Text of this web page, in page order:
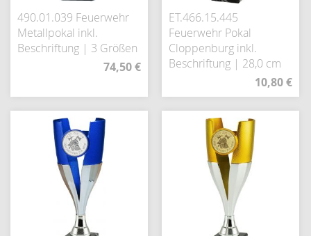
490.01.039 Feuerwehr
Metallpokal inkl.
Beschriftung | 3 Größen
74,50 €
ET.466.15.445
Feuerwehr Pokal
Cloppenburg inkl.
Beschriftung | 28,0 cm
10,80 €